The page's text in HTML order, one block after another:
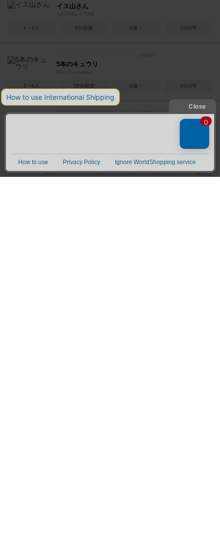
イス山さん
WACKEL STUHL
1～4人 5分前後 6歳～ 2016年
5本のキュウリ
Five Cucumbers
2～6人 25分前後 8歳～ 2013年
2018年